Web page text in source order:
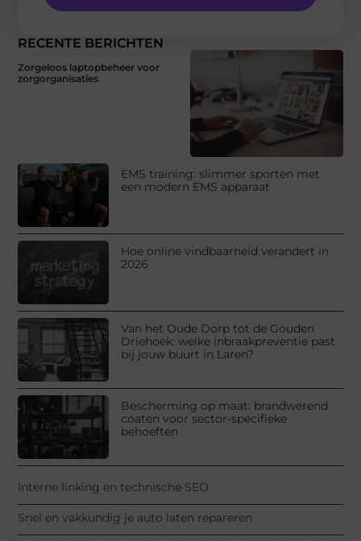
RECENTE BERICHTEN
Zorgeloos laptopbeheer voor
zorgorganisaties
EMS training: slimmer sporten met
een modern EMS apparaat
Hoe online vindbaarheid verandert in
2026
Van het Oude Dorp tot de Gouden
Driehoek: welke inbraakpreventie past
bij jouw buurt in Laren?
Bescherming op maat: brandwerend
coaten voor sector-specifieke
behoeften
Interne linking en technische SEO
Snel en vakkundig je auto laten repareren